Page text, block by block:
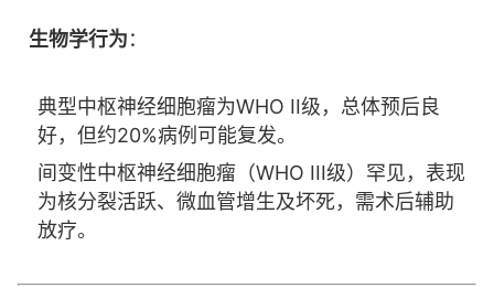
生物学行为：
典型中枢神经细胞瘤为WHO II级，总体预后良
好，但约20%病例可能复发。
间变性中枢神经细胞瘤（WHO III级）罕见，表现
为核分裂活跃、微血管增生及坏死，需术后辅助
放疗。